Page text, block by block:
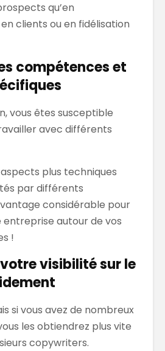
qu’en
clients ou en fidélisation
compétences et
vous êtes susceptible
avec différents
plus techniques
par différents
considérable pour
autour de vos
!
visibilité sur le
si vous avez de nombreux
les obtiendrez plus vite
copywriters.